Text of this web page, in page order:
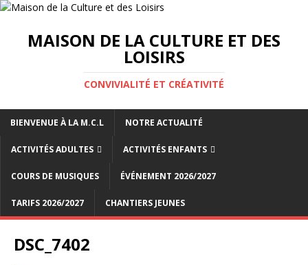
MAISON DE LA CULTURE ET DES
LOISIRS
CONVIVIALITÉ ET CRÉATIVITÉ
BIENVENUE À LA M.C.L NOTRE ACTUALITÉ
ACTIVITÉS ADULTES ACTIVITÉS ENFANTS
COURS DE MUSIQUES ÉVÉNEMENT 2026/2027
TARIFS 2026/2027 CHANTIERS JEUNES
DSC_7402